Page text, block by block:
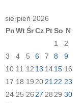
sierpień 2026
PnWtŚrCz PtSo N
1
2
3
4 5 6 7 8
9
10 11 12 13 1415 16
17 18 19 20 21 22 23
24 25 26 27 28 29 30